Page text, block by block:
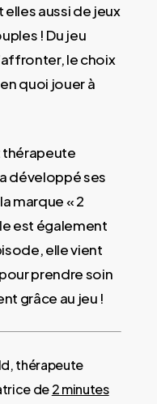
aussi de jeux
! Du jeu
le choix
quoi jouer à
thérapeute
développé ses
marque « 2
est également
elle vient
prendre soin
grâce au jeu !
thérapeute
de2 minutes